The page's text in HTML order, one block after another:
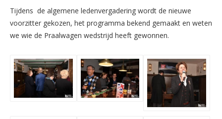
Tijdens de algemene ledenvergadering wordt de nieuwe
voorzitter gekozen, het programma bekend gemaakt en weten
we wie de Praalwagen wedstrijd heeft gewonnen.